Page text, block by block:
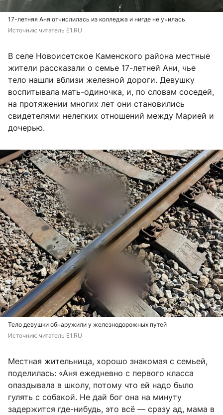
17-летняя Аня отчислилась из колледжа и нигде не училась
Источник: читатель E1.RU
В селе Новоисетское Каменского района местные
жители рассказали о семье 17-летней Ани, чье
тело нашли вблизи железной дороги. Девушку
воспитывала мать-одиночка, и, по словам соседей,
на протяжении многих лет они становились
свидетелями нелегких отношений между Марией и
дочерью.
Тело девушки обнаружили у железнодорожных путей
Источник: читатель E1.RU
Местная жительница, хорошо знакомая с семьей,
поделилась: «Аня ежедневно с первого класса
опаздывала в школу, потому что ей надо было
гулять с собакой. Не дай бог она на минуту
задержится где-нибудь, это всё — сразу ад, мама в